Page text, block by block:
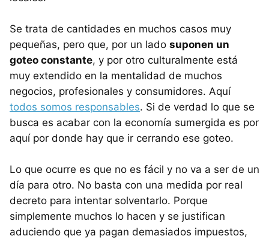
Se trata de cantidades en muchos casos muy
pequeñas, pero que, por un lado suponen un
goteo constante, y por otro culturalmente está
muy extendido en la mentalidad de muchos
negocios, profesionales y consumidores. Aquí
todos somos responsables. Si de verdad lo que se
busca es acabar con la economía sumergida es por
aquí por donde hay que ir cerrando ese goteo.
Lo que ocurre es que no es fácil y no va a ser de un
día para otro. No basta con una medida por real
decreto para intentar solventarlo. Porque
simplemente muchos lo hacen y se justifican
aduciendo que ya pagan demasiados impuestos,